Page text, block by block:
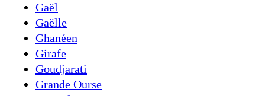
Gaël
Gaëlle
Ghanéen
Girafe
Goudjarati
Grande Ourse